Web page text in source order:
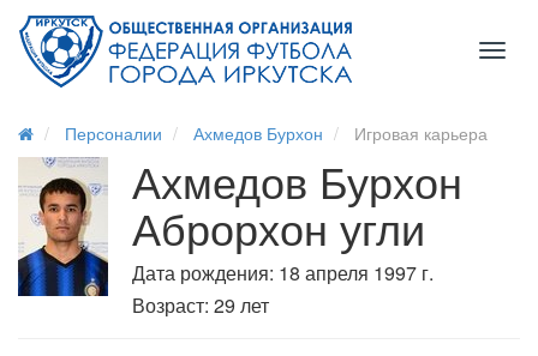
Персоналии Ахмедов Бурхон Игровая карьера
Ахмедов Бурхон
Аброрхон угли
Дата рождения: 18 апреля 1997 г.
Возраст: 29 лет